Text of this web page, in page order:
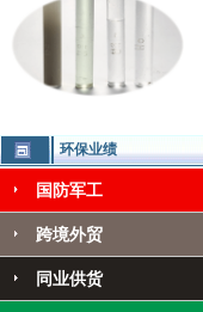
环保业绩
国防军工
跨境外贸
同业供货